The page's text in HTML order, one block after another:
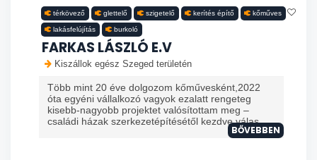
térkövező glettelő szigetelő kerítés építő kőműves
lakásfelújítás burkoló
FARKAS LÁSZLÓ E.V
Kiszállok egész Szeged területén
Több mint 20 éve dolgozom kőművesként,2022
óta egyéni vállalkozó vagyok ezalatt rengeteg
kisebb-nagyobb projektet valósítottam meg –
családi házak szerkezetépítésétől kezdve válas...
BŐVEBBEN